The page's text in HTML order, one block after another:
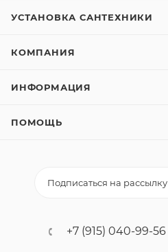
УСТАНОВКА САНТЕХНИКИ
КОМПАНИЯ
ИНФОРМАЦИЯ
ПОМОЩЬ
Подписаться на рассылку
+7 (915) 040-99-56